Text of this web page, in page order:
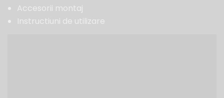
Accesorii montaj
Instructiuni de utilizare